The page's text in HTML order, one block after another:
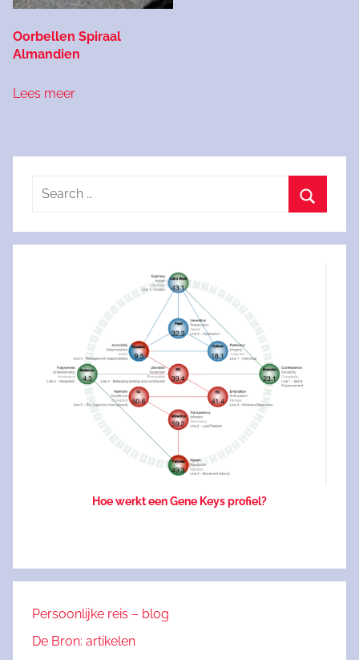
Oorbellen Spiraal
Almandien
Lees meer
Search
Hoe werkt een Gene Keys profiel?
Persoonlijke reis – blog
De Bron: artikelen